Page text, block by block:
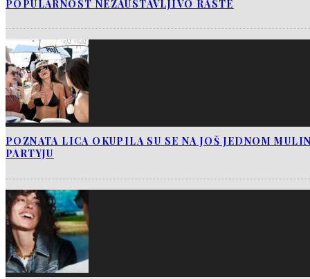
POPULARNOST NEZAUSTAVLJIVO RASTE
POZNATA LICA OKUPILA SU SE NA JOŠ JEDNOM
PARTYJU